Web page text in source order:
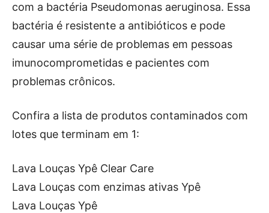
com a bactéria Pseudomonas aeruginosa. Essa
bactéria é resistente a antibióticos e pode
causar uma série de problemas em pessoas
imunocomprometidas e pacientes com
problemas crônicos.
Confira a lista de produtos contaminados com
lotes que terminam em 1:
Lava Louças Ypê Clear Care
Lava Louças com enzimas ativas Ypê
Lava Louças Ypê